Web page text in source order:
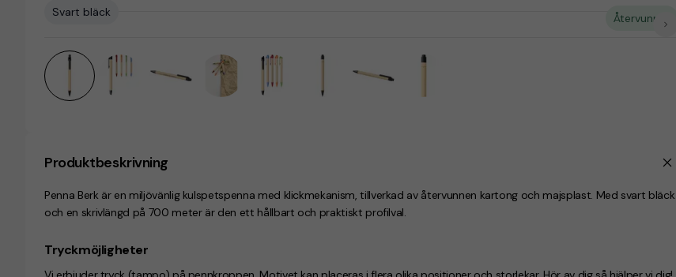
Återvunnet
Svart bläck
Produktbeskrivning
Penna Berk är en miljövänlig kulspetspenna med klickmekanism, tillverkad av återvunnen kartong och majsplast. Med svart bläck
och en skrivlängd på 700 meter är den ett hållbart och praktiskt profilval.
Tryckmöjligheter